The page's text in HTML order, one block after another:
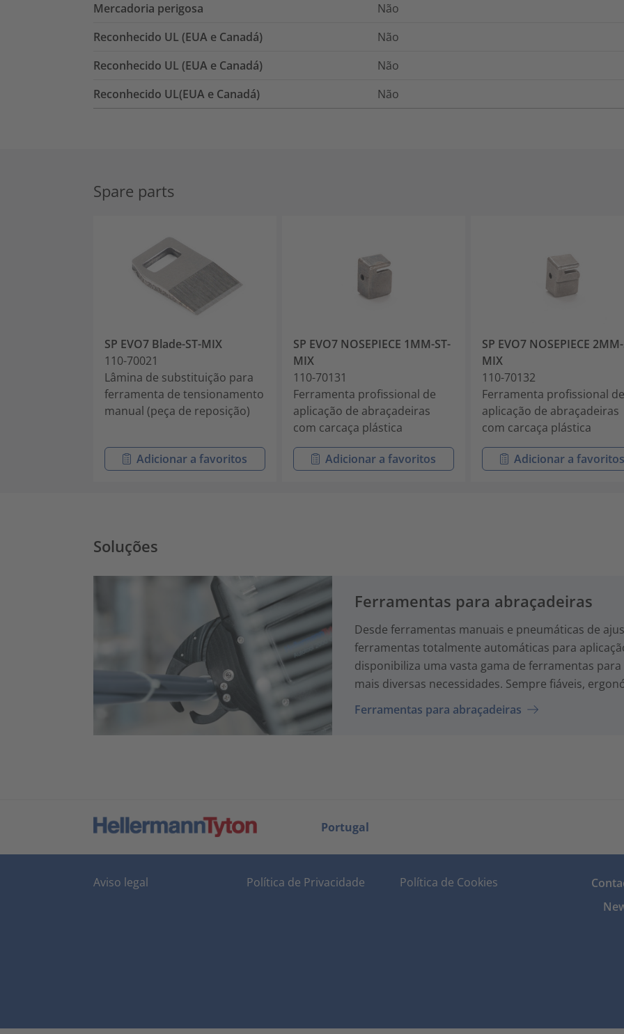
Mercadoria perigosa
Não
Reconhecido UL (EUA e Canadá)
Não
Reconhecido UL (EUA e Canadá)
Não
Reconhecido UL(EUA e Canadá)
Não
Spare parts
SP EVO7 Blade-ST-MIX
110-70021
Lâmina de substituição para
ferramenta de tensionamento
manual (peça de reposição)
Adicionar a favoritos
SP EVO7 NOSEPIECE 1MM-ST-
MIX
110-70131
Ferramenta profissional de
aplicação de abraçadeiras
com carcaça plástica
Adicionar a favoritos
SP EVO7 NOSEPIECE
MIX
110-70132
Ferramenta profissional de
aplicação de abraçadeiras
com carcaça plástica
Adicionar a
Soluções
Ferramentas para abraçadeiras
Desde ferramentas manuais e pneumáticas de
ferramentas totalmente automáticas para
disponibiliza uma vasta gama de ferramentas
mais diversas necessidades. Sempre fiáveis,
Ferramentas para abraçadeiras
Portugal
Aviso legal Política de Privacidade Política de Cookies